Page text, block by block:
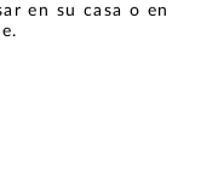
en su casa o en